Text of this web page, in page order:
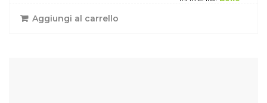
Aggiungi al carrello